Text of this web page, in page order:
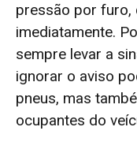
pressão por furo,
imediatamente.
sempre levar a
ignorar o aviso
pneus, mas
ocupantes do